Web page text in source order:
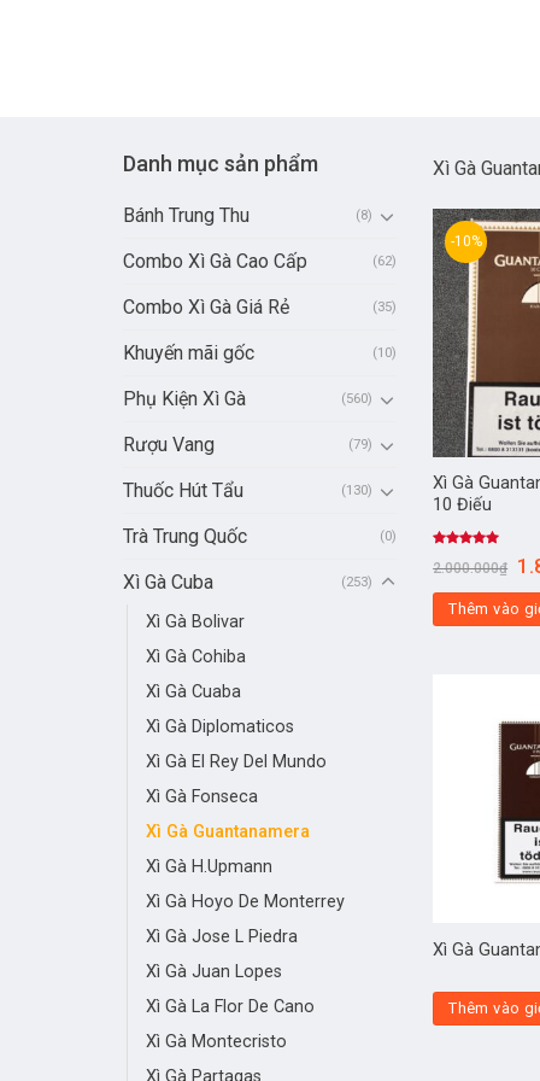
Danh mục sản phẩm
Bánh Trung Thu (8)
Combo Xì Gà Cao Cấp (62)
Combo Xì Gà Giá Rẻ (35)
Khuyến mãi gốc (10)
Phụ Kiện Xì Gà (560)
Rượu Vang (79)
Thuốc Hút Tẩu (130)
Trà Trung Quốc (0)
Xì Gà Cuba (253)
Xì Gà Bolivar
Xì Gà Cohiba
Xì Gà Cuaba
Xì Gà Diplomaticos
Xì Gà El Rey Del Mundo
Xì Gà Fonseca
Xì Gà Guantanamera
Xì Gà H.Upmann
Xì Gà Hoyo De Monterrey
Xì Gà Jose L Piedra
Xì Gà Juan Lopes
Xì Gà La Flor De Cano
Xì Gà Montecristo
Xì Gà Partagas
Xì Gà
-10%
Xì Gà
10 Điếu
hạng5.00
2.000.000₫
Thêm vào
Xì Gà
Thêm vào